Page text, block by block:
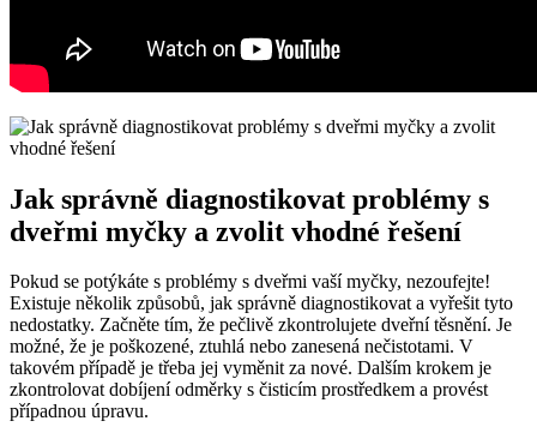
Jak správně diagnostikovat problémy s
dveřmi myčky a zvolit vhodné řešení
Pokud se potýkáte s problémy s dveřmi vaší myčky, nezoufejte!
Existuje několik způsobů, jak správně diagnostikovat a vyřešit tyto
nedostatky. Začněte tím, že pečlivě zkontrolujete dveřní těsnění. Je
možné, že je poškozené, ztuhlá nebo zanesená nečistotami. V
takovém případě je třeba jej vyměnit za nové. Dalším krokem je
zkontrolovat dobíjení odměrky s čisticím prostředkem a provést
případnou úpravu.